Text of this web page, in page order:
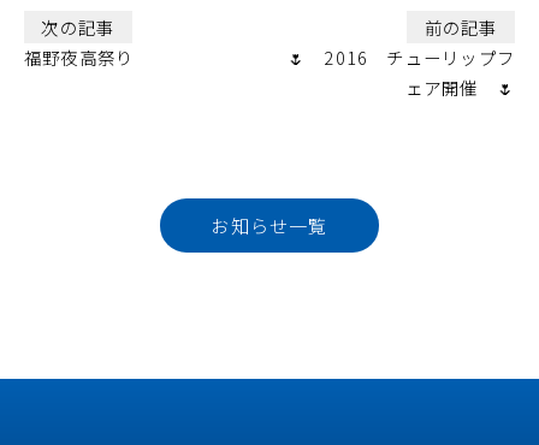
次の記事
福野夜高祭り
前の記事
🌷 2016 チューリップフ
ェア開催 🌷
お知らせ一覧